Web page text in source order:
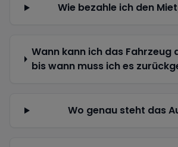
Wie bezahle ich den
Wann kann ich das Fahrzeug
bis wann muss ich es
Wo genau steht das